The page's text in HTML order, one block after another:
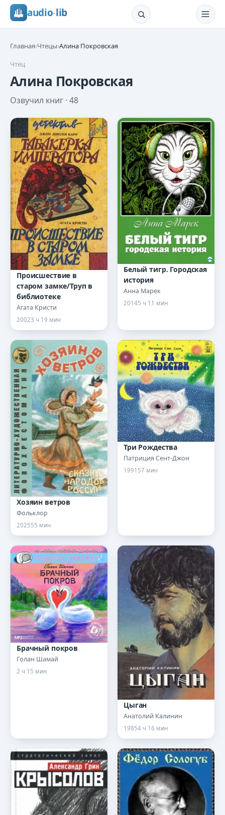
audio-lib
Главная›Чтецы›Алина Покровская
Чтец
Алина Покровская
Озвучил книг · 48
Происшествие в
старом замке/Труп в
библиотеке
Агата Кристи
20023 ч 19 мин
Белый тигр. Городская
история
Анна Марек
20145 ч 11 мин
Хозяин ветров
Фольклор
202555 мин
Три Рождества
Патриция Сент-Джон
1991 57 мин
Брачный покров
Голан Шамай
2 ч 15 мин
Цыган
Анатолий Калинин
19854 ч 16 мин